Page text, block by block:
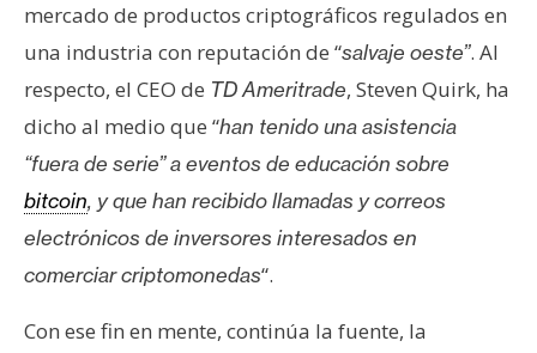
i
s
i
s
N
o
a
s
mercado de productos criptográficos regulados en
una industria con reputación de “salvaje oeste”. Al
respecto, el CEO de TD Ameritrade, Steven Quirk, ha
dicho al medio que “han tenido una asistencia
“fuera de serie” a eventos de educación sobre
bitcoin, y que han recibido llamadas y correos
electrónicos de inversores interesados en
comerciar criptomonedas“.
Con ese fin en mente, continúa la fuente, la